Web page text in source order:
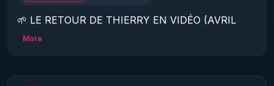
🌱 LE RETOUR DE THIERRY EN VIDÉO (AVRIL
2022)!
https://www.rgnr.fr/presentation.html
More